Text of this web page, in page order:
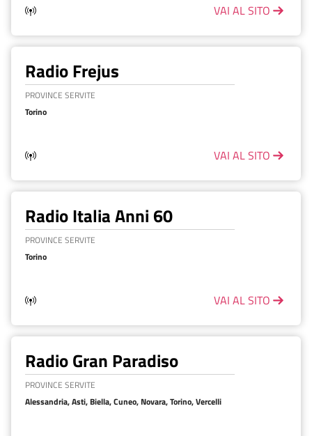
VAI AL SITO
Radio Frejus
PROVINCE SERVITE
Torino
VAI AL SITO
Radio Italia Anni 60
PROVINCE SERVITE
Torino
VAI AL SITO
Radio Gran Paradiso
PROVINCE SERVITE
Alessandria, Asti, Biella, Cuneo, Novara, Torino, Vercelli